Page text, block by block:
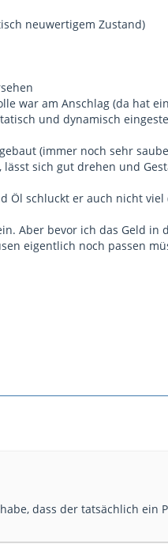
neuwertigem Zustand)
war am Anschlag (da hat
und dynamisch
(immer noch sehr
sich gut drehen und
schluckt er auch nicht viel
Aber bevor ich das Geld
eigentlich noch passen
dass der tatsächlich ein